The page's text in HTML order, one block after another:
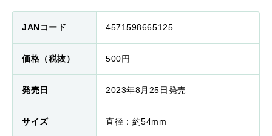
JANコード 4571598665125
価格（税抜） 500円
発売日 2023年8月25日発売
サイズ 直径：約54mm